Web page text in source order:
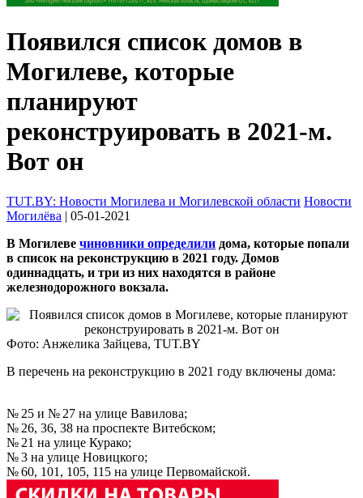
Появился список домов в
Могилеве, которые
планируют
реконструировать в 2021-м.
Вот он
TUT.BY: Новости Могилева и Могилевской области Новости
Могилёва | 05-01-2021
В Могилеве чиновники определили дома, которые попали
в список на реконструкцию в 2021 году. Домов
одиннадцать, и три из них находятся в районе
железнодорожного вокзала.
Фото: Анжелика Зайцева, TUT.BY
В перечень на реконструкцию в 2021 году включены дома:
№ 25 и № 27 на улице Вавилова;
№ 26, 36, 38 на проспекте Витебском;
№ 21 на улице Курако;
№ 3 на улице Новицкого;
№ 60, 101, 105, 115 на улице Первомайской.